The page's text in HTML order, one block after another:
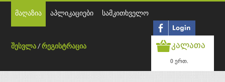
მაღაზია აპლიკაციები სამკითხველო
შესვლა /რეგისტრაცია კალათა
0 ერთ.